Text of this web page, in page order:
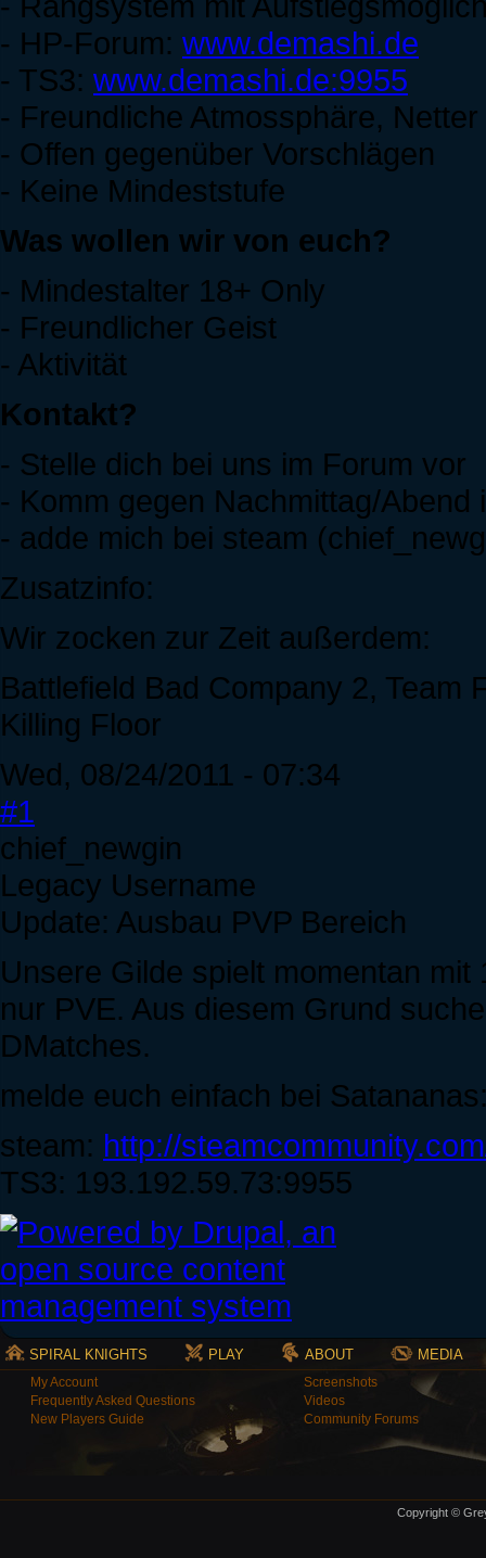
- HP-Forum: www.demashi.de
- TS3: www.demashi.de:9955
- Freundliche Atmossphäre,
- Offen gegenüber Vorschlägen
- Keine Mindeststufe
Was wollen wir von euch?
- Mindestalter 18+ Only
- Freundlicher Geist
- Aktivität
Kontakt?
- Stelle dich bei uns im Forum vor
- Komm gegen Nachmittag/Abend
- adde mich bei steam
Zusatzinfo:
Wir zocken zur Zeit außerdem:
Battlefield Bad Company 2, Team
Killing Floor
Wed, 08/24/2011 - 07:34
#1
chief_newgin
Legacy Username
Update: Ausbau PVP Bereich
Unsere Gilde spielt momentan
nur PVE. Aus diesem Grund
DMatches.
melde euch einfach bei
steam: http://
TS3: 193.192.59.73:9955
SPIRAL KNIGHTS PLAY ABOUT MEDIA
My Account
Frequently Asked Questions
New Players Guide
Screenshots
Videos
Community Forums
Copyright ©